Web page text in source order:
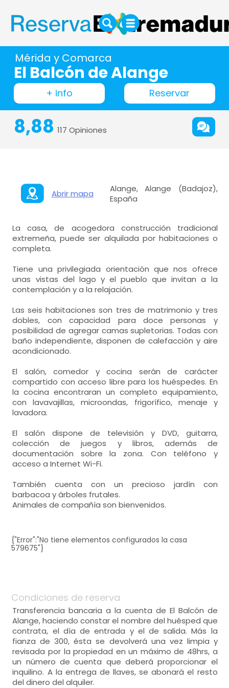
Mérida y Comarca
El Balcón de Alange
+ info Reservar
8,88 117 Opiniones
Abrir mapa
Alange, Alange (Badajoz),
España
La casa, de acogedora construcción tradicional
extremeña, puede ser alquilada por habitaciones o
completa.
Tiene una privilegiada orientación que nos ofrece
unas vistas del lago y el pueblo que invitan a la
contemplación y a la relajación.
Las seis habitaciones son tres de matrimonio y tres
dobles, con capacidad para doce personas y
posibilidad de agregar camas supletorias. Todas con
baño independiente, disponen de calefacción y aire
acondicionado.
El salón, comedor y cocina serán de carácter
compartido con acceso libre para los huéspedes. En
la cocina encontraran un completo equipamiento,
con lavavajillas, microondas, frigorífico, menaje y
lavadora.
El salón dispone de televisión y DVD, guitarra,
colección de juegos y libros, además de
documentación sobre la zona. Con teléfono y
acceso a Internet Wi-Fi.
También cuenta con un precioso jardín con
barbacoa y árboles frutales.
Animales de compañía son bienvenidos.
{"Error":"No tiene elementos configurados la casa
579675"}
Condiciones de reserva
Transferencia bancaria a la cuenta de El Balcón de
Alange, haciendo constar el nombre del huésped que
contrata, el día de entrada y el de salida. Más la
fianza de 300, ésta se devolverá una vez limpia y
revisada por la propiedad en un máximo de 48hrs, a
un número de cuenta que deberá proporcionar el
inquilino. A la entrega de llaves, se abonará el resto
del dinero del alquiler.